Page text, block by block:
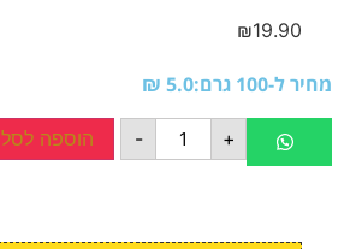
₪19.90
מחיר ל-100 גרם:5.0 ₪
- + הוספה לסל